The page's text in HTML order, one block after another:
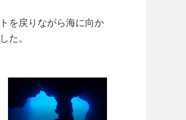
を戻りながら海に向か
た。